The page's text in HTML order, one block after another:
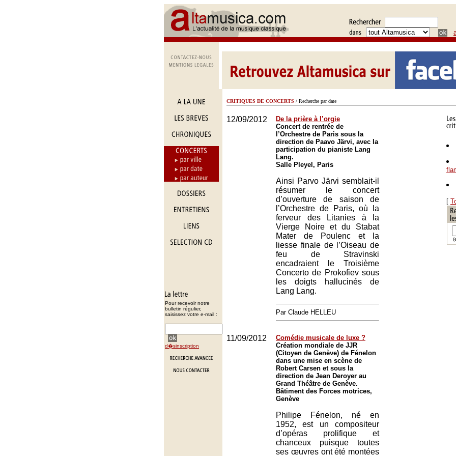
Pour recevoir notre
bulletin régulier,
saisissez votre e-mail :
d�sinscription
CRITIQUES DE CONCERTS / Recherche par date
12/09/2012
De la prière à l’orgie
Concert de rentrée de
l’Orchestre de Paris sous la
direction de Paavo Järvi, avec la
participation du pianiste Lang
Lang.
Salle Pleyel, Paris
Ainsi Parvo Järvi semblait-il
résumer le concert
d’ouverture de saison de
l’Orchestre de Paris, où la
ferveur des Litanies à la
Vierge Noire et du Stabat
Mater de Poulenc et la
liesse finale de l’Oiseau de
feu de Stravinski
encadraient le Troisième
Concerto de Prokofiev sous
les doigts hallucinés de
Lang Lang.
Par Claude HELLEU
11/09/2012
Comédie musicale de luxe ?
Création mondiale de JJR
(Citoyen de Genève) de Fénelon
dans une mise en scène de
Robert Carsen et sous la
direction de Jean Deroyer au
Grand Théâtre de Genève.
Bâtiment des Forces motrices,
Genève
Philipe Fénelon, né en
1952, est un compositeur
d’opéras prolifique et
chanceux puisque toutes
ses œuvres ont été montées
[